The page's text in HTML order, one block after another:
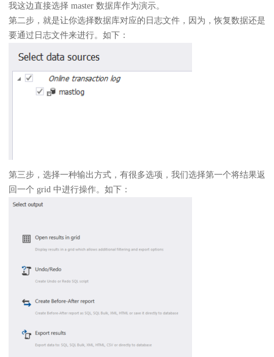
我这边直接选择 master 数据库作为演示。
第二步，就是让你选择数据库对应的日志文件，因为，恢复数据还是
要通过日志文件来进行。如下：
第三步，选择一种输出方式，有很多选项，我们选择第一个将结果返
回一个 grid 中进行操作。如下：